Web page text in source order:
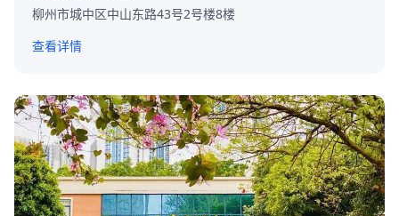
柳州市城中区中山东路43号2号楼8楼
查看详情